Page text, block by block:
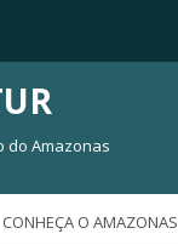
do Amazonas
CONHEÇA O AMAZONAS